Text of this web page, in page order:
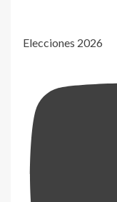
Elecciones 2026